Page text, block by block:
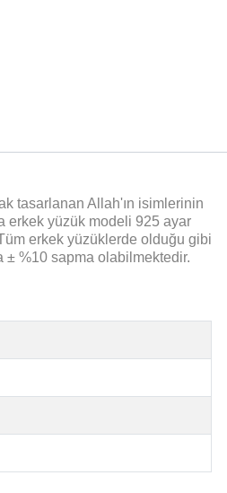
tasarlanan Allah'ın isimlerinin
erkek yüzük modeli 925 ayar
erkek yüzüklerde olduğu gibi
± %10 sapma olabilmektedir.